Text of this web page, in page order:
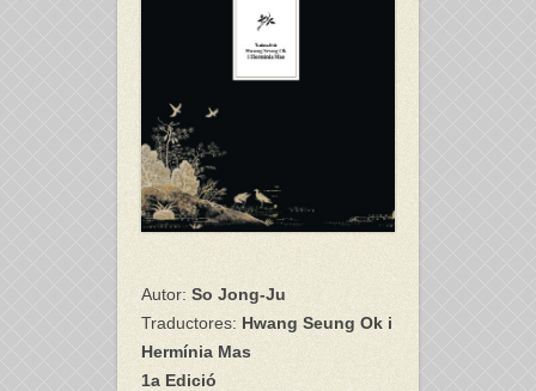
Autor: So Jong-Ju
Traductores: Hwang Seung Ok i
Hermínia Mas
1a Edició